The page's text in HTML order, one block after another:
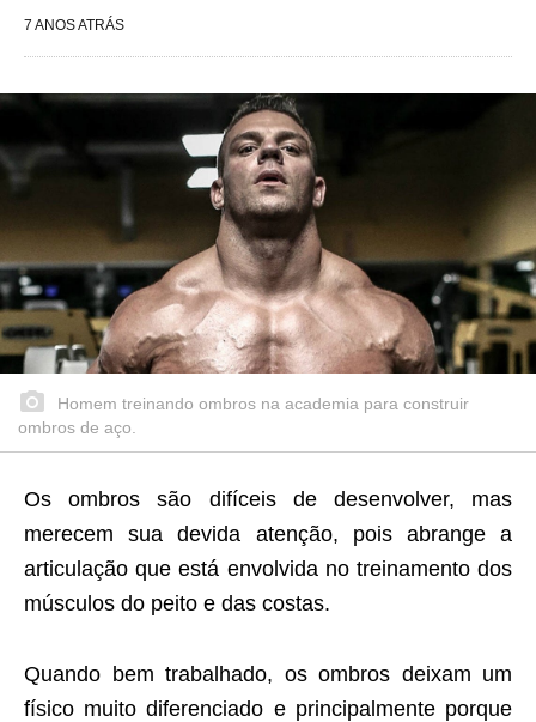
7 ANOS ATRÁS
Homem treinando ombros na academia para construir
ombros de aço.
Os ombros são difíceis de desenvolver, mas
merecem sua devida atenção, pois abrange a
articulação que está envolvida no treinamento dos
músculos do peito e das costas.
Quando bem trabalhado, os ombros deixam um
físico muito diferenciado e principalmente porque